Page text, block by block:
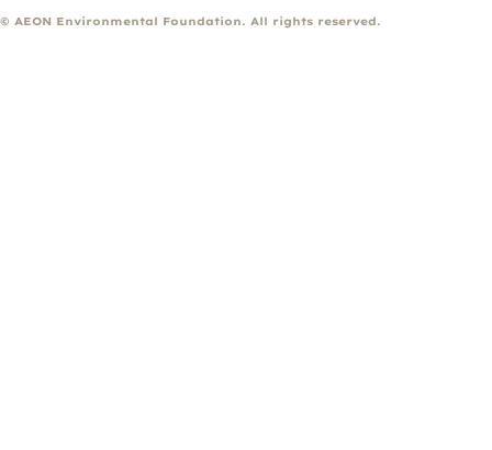
© AEON Environmental Foundation. All rights reserved.